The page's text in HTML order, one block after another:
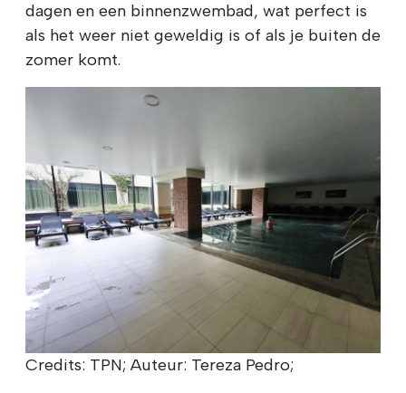
dagen en een binnenzwembad, wat perfect is
als het weer niet geweldig is of als je buiten de
zomer komt.
Credits: TPN; Auteur: Tereza Pedro;